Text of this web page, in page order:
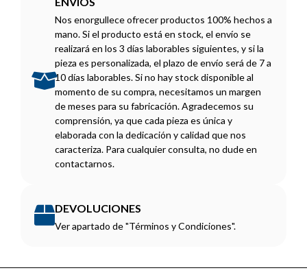
Nos enorgullece ofrecer productos 100% hechos a
mano. Si el producto está en stock, el envío se
realizará en los 3 días laborables siguientes, y si la
pieza es personalizada, el plazo de envío será de 7 a
10 días laborables. Si no hay stock disponible al
momento de su compra, necesitamos un margen
de meses para su fabricación. Agradecemos su
comprensión, ya que cada pieza es única y
elaborada con la dedicación y calidad que nos
caracteriza. Para cualquier consulta, no dude en
contactarnos.
DEVOLUCIONES
Ver apartado de "Términos y Condiciones".